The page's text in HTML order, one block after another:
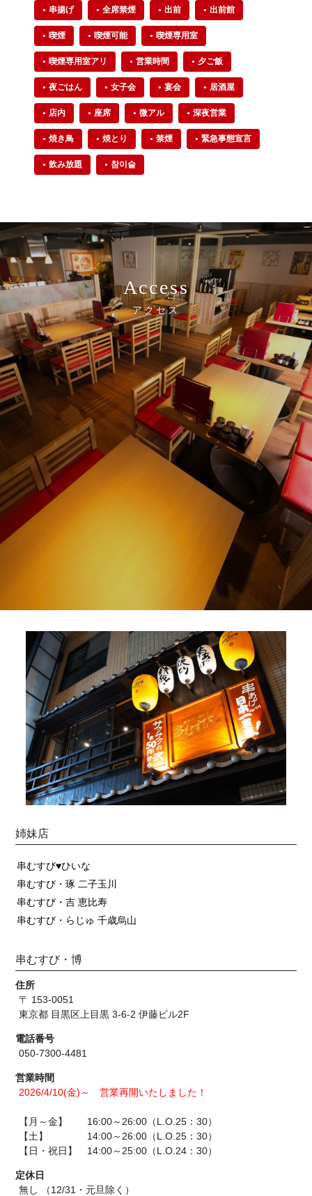
串揚げ 全席禁煙 出前 出前館
喫煙 喫煙可能 喫煙専用室
喫煙専用室アリ 営業時間 夕ご飯
夜ごはん 女子会 宴会 居酒屋
店内 座席 微アル 深夜営業
焼き鳥 焼とり 禁煙 緊急事態宣言
飲み放題 참이슬
Access
アクセス
姉妹店
串むすび♥ひいな
串むすび・琢 二子玉川
串むすび・吉 恵比寿
串むすび・らじゅ 千歳烏山
串むすび・博
住所
〒 153-0051
東京都 目黒区上目黒 3-6-2 伊藤ビル2F
電話番号
050-7300-4481
営業時間
2026/4/10(金)～ 営業再開いたしました！
【月～金】 16:00～26:00（L.O.25：30）
【土】 14:00～26:00（L.O.25：30）
【日・祝日】 14:00～25:00（L.O.24：30）
定休日
無し （12/31・元旦除く）